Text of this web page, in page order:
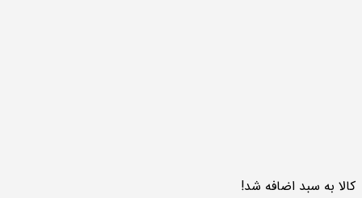
کالا به سبد اضافه شد!